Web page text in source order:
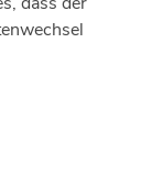
Bonn